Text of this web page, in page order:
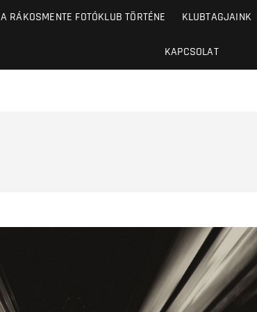
A RÁKOSMENTE FOTÓKLUB TÖRTÉNE KLUBTAGJAINK
KAPCSOLAT